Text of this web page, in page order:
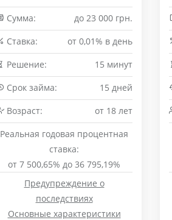
Сумма:
до 23 000 грн.
Cтавка:
от 0,01% в день
Решение:
15 минут
Срок займа:
15 дней
Возраст:
от 18 лет
Реальная годовая процентная
ставка:
от 7 500,65% до 36 795,19%
Предупреждение о
последствиях
Основные характеристики